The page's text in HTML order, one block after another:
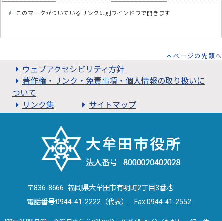
このマークがついているリンクは別ウインドウで開きます
ページの先頭へ
ウェブアクセシビリティ方針
著作権・リンク・免責事項・個人情報の取り扱いに
ついて
リンク集
サイトマップ
〒836-8666 福岡県大牟田市有明町2丁目3番地
電話番号:0944-41-2222（代表） Fax:0944-41-2552